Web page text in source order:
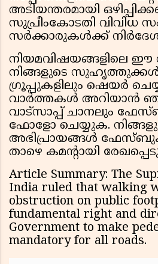
അടിയന്തരമായി
സുപ്രീംകോടതി വിവിധ
സർക്കാരുകൾക്ക്
നിയമവിഷയങ്ങളിലെ ഈ
നിങ്ങളുടെ
ഗ്രൂപ്പുകളിലും ഷെയർ
വാർത്തകൾ അറിയാൻ
വാട്സാപ്പ് ചാനലും
ഫോളോ ചെയ്യുക.
അഭിപ്രായങ്ങൾ ഫേസ്ബുക്
താഴെ കമൻ്റായി
Article Summary: The
India ruled that walking
obstruction on public
fundamental right and
Government to make
mandatory for all roads.